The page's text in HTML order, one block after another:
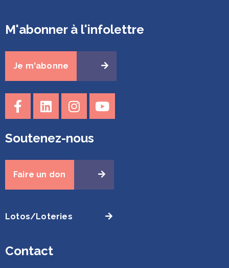
M'abonner à l'infolettre
Je m'abonne
Soutenez-nous
Faire un don
Lotos/Loteries
Contact